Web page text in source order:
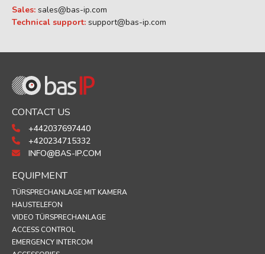
Sales: sales@bas-ip.com
Technical support: support@bas-ip.com
CONTACT US
+442037697440
+420234715332
INFO@BAS-IP.COM
EQUIPMENT
TÜRSPRECHANLAGE MIT KAMERA
HAUSTELEFON
VIDEO TÜRSPRECHANLAGE
ACCESS CONTROL
EMERGENCY INTERCOM